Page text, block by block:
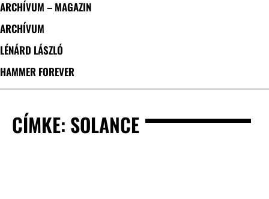
ARCHÍVUM – MAGAZIN
ARCHÍVUM
LÉNÁRD LÁSZLÓ
HAMMER FOREVER
CÍMKE: SOLANCE